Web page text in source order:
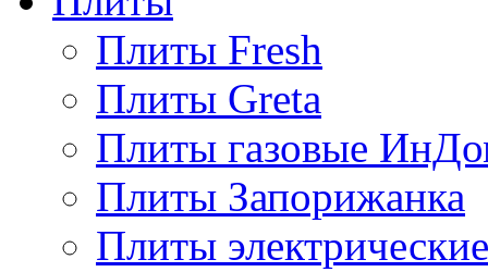
Плиты Fresh
Плиты Greta
Плиты газовые
Плиты Запорижанка
Плиты